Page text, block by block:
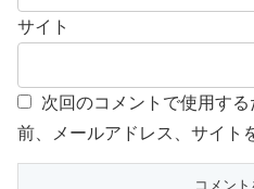
サイト
次回のコメントで使用す
前、メールアドレス、サイト